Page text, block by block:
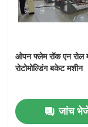
हिंडोला घूर्णी
प्लास्टिक
अपशिष्ट प्लास्टिक
ओपन फ्लेम रॉक एन रोल
रोटोमोल्डिंग बकेट मशीन
जांच